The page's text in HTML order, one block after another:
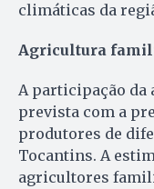
climáticas da
Agricultura
A participação
prevista com a
produtores de
Tocantins. A
agricultores